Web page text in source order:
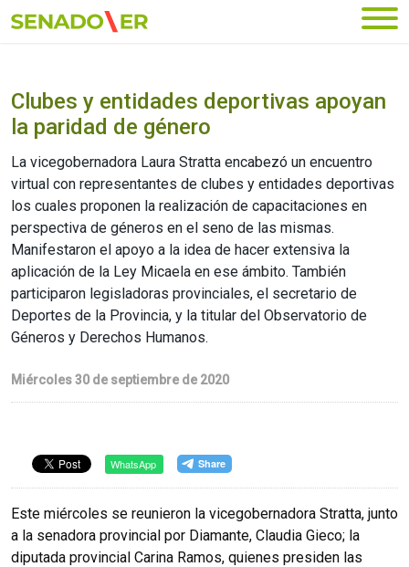
Ir al menú principal
Clubes y entidades deportivas apoyan
la paridad de género
La vicegobernadora Laura Stratta encabezó un encuentro
virtual con representantes de clubes y entidades deportivas
los cuales proponen la realización de capacitaciones en
perspectiva de géneros en el seno de las mismas.
Manifestaron el apoyo a la idea de hacer extensiva la
aplicación de la Ley Micaela en ese ámbito. También
participaron legisladoras provinciales, el secretario de
Deportes de la Provincia, y la titular del Observatorio de
Géneros y Derechos Humanos.
Miércoles 30 de septiembre de 2020
WhatsApp
Este miércoles se reunieron la vicegobernadora Stratta, junto
a la senadora provincial por Diamante, Claudia Gieco; la
diputada provincial Carina Ramos, quienes presiden las